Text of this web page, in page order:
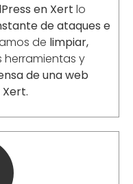
en Xert lo
de ataques e
de limpiar,
herramientas y
de una web